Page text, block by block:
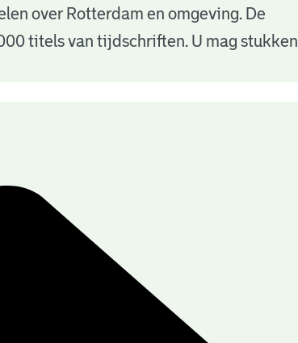
over Rotterdam en omgeving. De
titels van tijdschriften. U mag stukken